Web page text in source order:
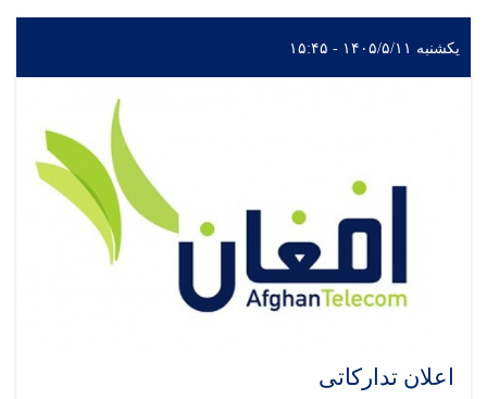
یکشنبه ۱۴۰۵/۵/۱۱ - ۱۵:۴۵
اعلان تدارکاتی